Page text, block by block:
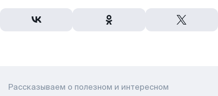
Рассказываем о полезном и интересном